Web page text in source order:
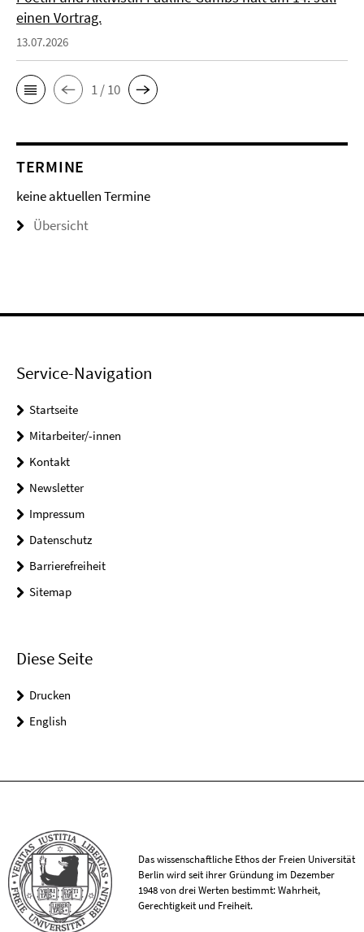
einen Vortrag.
13.07.2026
1 / 10
TERMINE
keine aktuellen Termine
Übersicht
Service-Navigation
Startseite
Mitarbeiter/-innen
Kontakt
Newsletter
Impressum
Datenschutz
Barrierefreiheit
Sitemap
Diese Seite
Drucken
English
Das wissenschaftliche Ethos der Freien Universität
Berlin wird seit ihrer Gründung im Dezember
1948 von drei Werten bestimmt: Wahrheit,
Gerechtigkeit und Freiheit.